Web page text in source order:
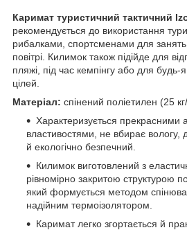
Каримат туристичний тактичний
рекомендується до використання
рибалками, спортсменами для
повітрі. Килимок також підійде для
пляжі, під час кемпінгу або для будь-
цілей.
Матеріал: спінений поліетилен (25
Характеризується прекрасними
властивостями, не вбирає вологу,
й екологічно безпечний.
Килимок виготовлений з
рівномірно закритою структурою
який формується методом
надійним термоізолятором.
Каримат легко згортається й